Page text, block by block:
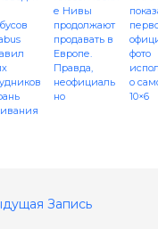
е Нивы
продолжают
продавать в
Европе.
Правда,
неофициаль
но
фото
о
10×6
Запись